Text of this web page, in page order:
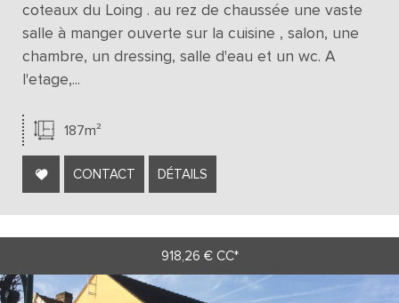
coteaux du Loing . au rez de chaussée une vaste
salle à manger ouverte sur la cuisine , salon, une
chambre, un dressing, salle d'eau et un wc. A
l'etage,...
187m²
CONTACT DÉTAILS
918,26 € CC*